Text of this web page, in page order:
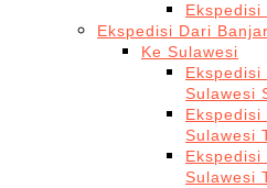
Ekspedisi
Ekspedisi Dari
Ke Sulawesi
Ekspedisi
Sulawesi
Ekspedisi
Sulawesi
Ekspedisi
Sulawesi